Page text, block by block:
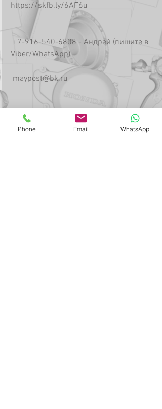
https://skfb.ly/6AF6u
Viber/WhatsApp)
maypost@bk.ru
Phone Email WhatsApp